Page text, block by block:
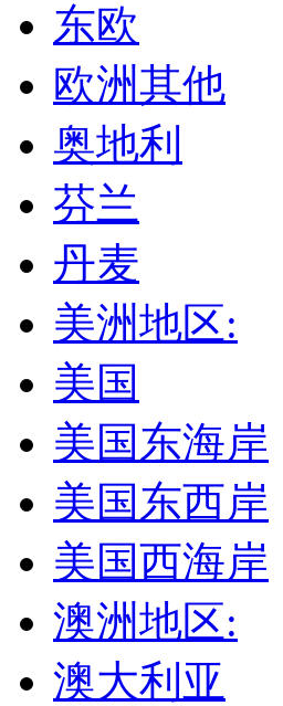
东欧
欧洲其他
奥地利
芬兰
丹麦
美洲地区:
美国
美国东海岸
美国东西岸
美国西海岸
澳洲地区:
澳大利亚